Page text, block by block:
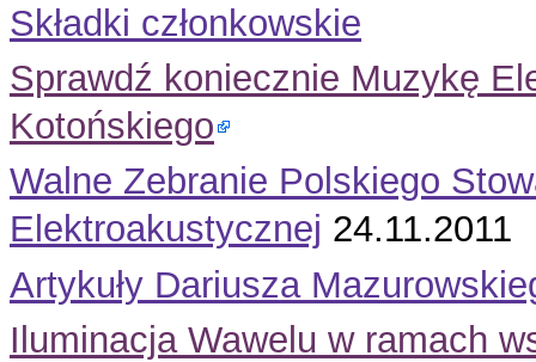
Składki członkowskie
Sprawdź koniecznie Muzykę
Kotońskiego
Walne Zebranie Polskiego
Elektroakustycznej 24.11.2011
Artykuły Dariusza
Iluminacja Wawelu w ramach